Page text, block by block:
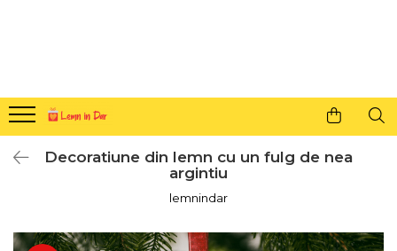
Agende din lemn
Agende 10x10
Semne de carte
Decoratiuni cu lumina
Decoratiune din lemn cu un fulg de nea
argintiu
lemnindar